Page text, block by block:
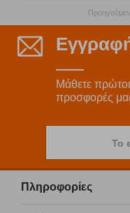
Μάθετε πρώτοι
προσφορές
Το
Πληροφορίες